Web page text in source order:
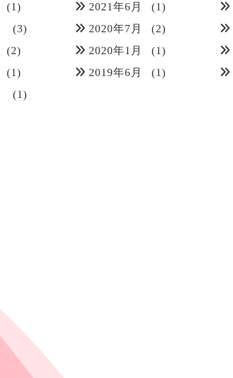
(1) 2021年6月 (1)
(3) 2020年7月 (2)
(2) 2020年1月 (1)
(1) 2019年6月 (1)
(1)